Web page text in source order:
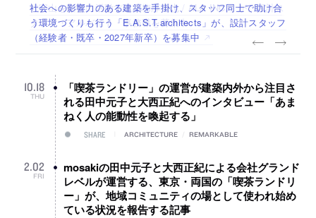
佐々木慧が主宰する「axonometric株式会社」が、設計スタ
ッフ（経験者・既卒・2027年新卒）を募集中
古民家を軸に全国で“価値循環の仕組み”を作り、リモートワ
ーク主体の働き方を実践する「株式会社つぎと」が、設計ス
タッフ（経験者・既卒）を募集中
リノベる株式会社が、設計パートナー (業務委託) を募集中
社会への影響力のある建築を手掛け、スタッフ同士で助け合
う環境づくりも行う「E.A.S.T.architects」が、設計スタッフ
（経験者・既卒・2027年新卒）を募集中
代官山を拠点に活動する「梅澤竜也 / ALA INC.」が、設計ス
タッフ・アルバイト・事務職を募集中
10.18
THU
「喫茶ランドリー」の運営が建築内外から注目さ
れる田中元子と大西正紀へのインタビュー「あま
ねく人の能動性を喚起する」
SHARE ARCHITECTURE REMARKABLE
2.02
FRI
mosakiの田中元子と大西正紀による会社グランド
レベルが運営する、東京・両国の「喫茶ランドリ
ー」が、地域コミュニティの場として使われ始め
ている状況を報告する記事